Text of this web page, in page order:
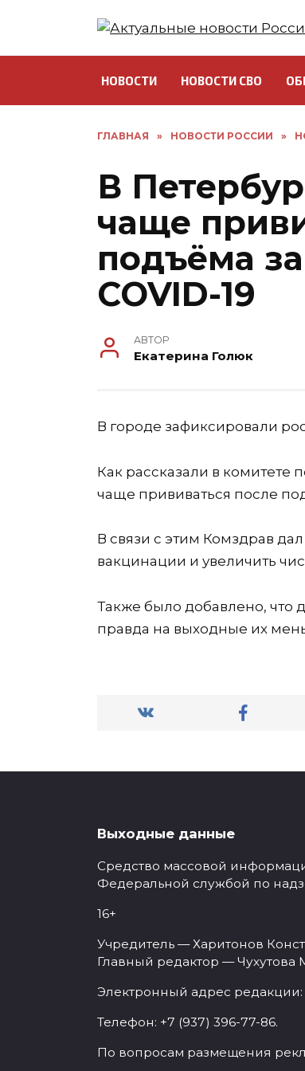
НОВОСТИ НОВОСТИ СВО
ГЛАВНАЯ » НОВОСТИ РОССИИ »
В
чаще
подъёма
COVID-19
АВТОР
Екатерина Голюк
В городе зафиксировали
Как рассказали в комитете
чаще прививаться после
В связи с этим Комздрав
вакцинации и увеличить
Также было добавлено, что
правда на выходные их
Выходные данные
Средство массовой
Федеральной службой по
16+
Учредитель — Харитонов
Главный редактор — Чухутова
Электронный адрес редакции:
Телефон: +7 (937) 396-77-86.
По вопросам размещения